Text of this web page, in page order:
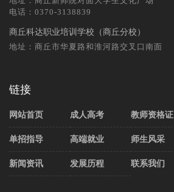
电话：0370-3138839
商丘科达职业培训学校（商丘分校）
地址：商丘市华夏路和淮河路交叉口南面
链接
网站首页 成人高考 教师资格证
单招指导 高端就业 师生风采
新闻资讯 发展历程 联系我们